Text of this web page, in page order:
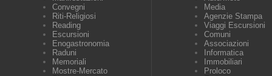
Convegni
Riti-Religiosi
Reading
Escursioni
Enogastronomia
Raduni
Memoriali
Mostre-Mercato
Media
Agenzie Stampa
Viaggi Escursioni
Comuni
Associazioni
Informatica
Immobiliari
Proloco